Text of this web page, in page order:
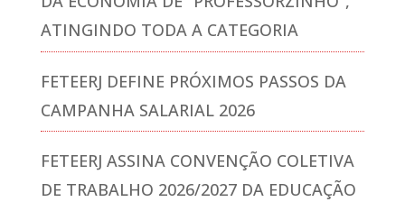
ATINGINDO TODA A CATEGORIA
FETEERJ DEFINE PRÓXIMOS PASSOS DA
CAMPANHA SALARIAL 2026
FETEERJ ASSINA CONVENÇÃO COLETIVA
DE TRABALHO 2026/2027 DA EDUCAÇÃO